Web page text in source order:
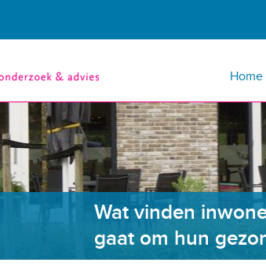
Home
Wat vinden
gaat om hun